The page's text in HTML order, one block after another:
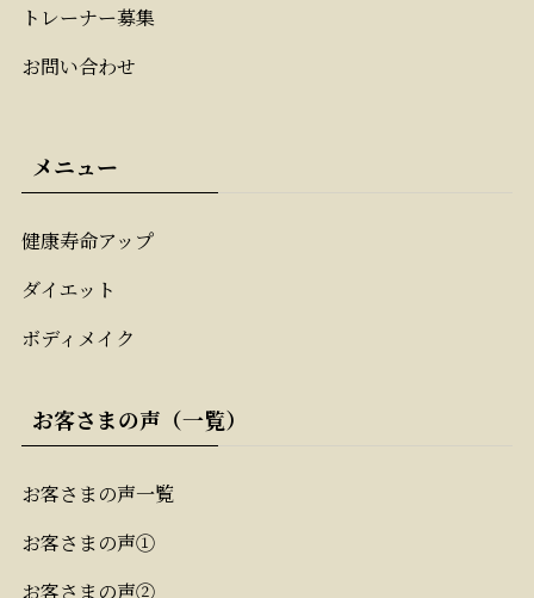
トレーナー募集
お問い合わせ
メニュー
健康寿命アップ
ダイエット
ボディメイク
お客さまの声（一覧）
お客さまの声一覧
お客さまの声①
お客さまの声②